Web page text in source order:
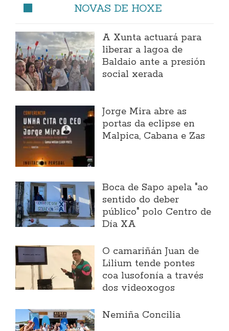
NOVAS DE HOXE
A Xunta actuará para
liberar a lagoa de
Baldaio ante a presión
social xerada
Jorge Mira abre as
portas da eclipse en
Malpica, Cabana e Zas
Boca de Sapo apela "ao
sentido do deber
público" polo Centro de
Día XA
O camariñán Juan de
Lilium tende pontes
coa lusofonía a través
dos videoxogos
Nemiña Concilia